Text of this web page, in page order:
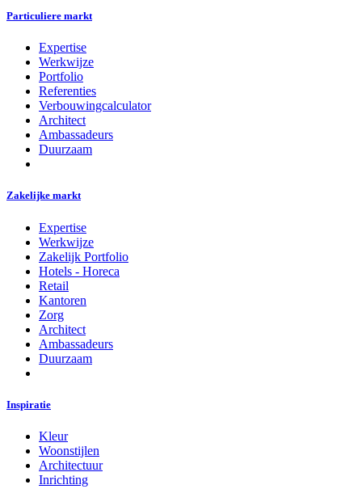
Particuliere markt
Expertise
Werkwijze
Portfolio
Referenties
Verbouwingcalculator
Architect
Ambassadeurs
Duurzaam
Zakelijke markt
Expertise
Werkwijze
Zakelijk Portfolio
Hotels - Horeca
Retail
Kantoren
Zorg
Architect
Ambassadeurs
Duurzaam
Inspiratie
Kleur
Woonstijlen
Architectuur
Inrichting